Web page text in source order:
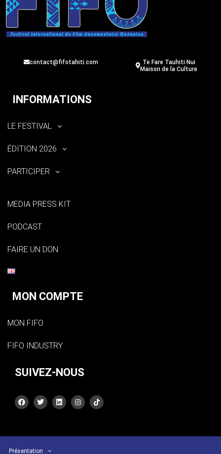
contact@fifotahiti.com
Te Fare Tauhiti Nui
Maison de la Culture
INFORMATIONS
LE FESTIVAL
ÉDITION 2026
PARTICIPER
MEDIA PRESS KIT
PODCAST
FAIRE UN DON
MON COMPTE
MON FIFO
FIFO INDUSTRY
SUIVEZ-NOUS
Présentation